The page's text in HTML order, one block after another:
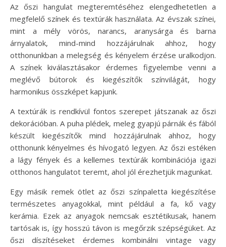
Az őszi hangulat megteremtéséhez elengedhetetlen a
megfelelő színek és textúrák használata. Az évszak színei,
mint a mély vörös, narancs, aranysárga és barna
árnyalatok, mind-mind hozzájárulnak ahhoz, hogy
otthonunkban a melegség és kényelem érzése uralkodjon.
A színek kiválasztásakor érdemes figyelembe venni a
meglévő bútorok és kiegészítők színvilágát, hogy
harmonikus összképet kapjunk.
A textúrák is rendkívül fontos szerepet játszanak az őszi
dekorációban. A puha plédek, meleg gyapjú párnák és fából
készült kiegészítők mind hozzájárulnak ahhoz, hogy
otthonunk kényelmes és hívogató legyen. Az őszi estéken
a lágy fények és a kellemes textúrák kombinációja igazi
otthonos hangulatot teremt, ahol jól érezhetjük magunkat.
Egy másik remek ötlet az őszi színpaletta kiegészítése
természetes anyagokkal, mint például a fa, kő vagy
kerámia. Ezek az anyagok nemcsak esztétikusak, hanem
tartósak is, így hosszú távon is megőrzik szépségüket. Az
őszi díszítéseket érdemes kombinálni vintage vagy